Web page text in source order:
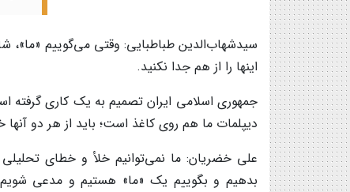
سیدشهاب‌الدین طباطبایی: وقتی می‌گوییم «ما»،
اینها را از هم جدا نکنید.
جمهوری اسلامی ایران تصمیم به یک کاری
دیپلمات ما هم روی کاغذ است؛ باید از هر دو
علی خضریان: ما نمی‌توانیم خلأ و خطای
بدهیم و بگوییم یک «ما» هستیم و مدعی